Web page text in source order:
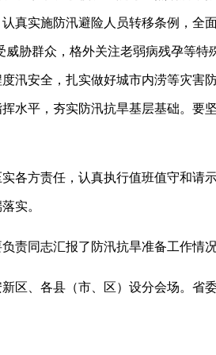
真实施防汛避险人员转移条例，全
胁群众，格外关注老弱病残孕等
汛安全，扎实做好城市内涝等灾害
水平，夯实防汛抗旱基层基础。要
方责任，认真执行值班值守和请
实。
同志汇报了防汛抗旱准备工作情况
、各县（市、区）设分会场。省